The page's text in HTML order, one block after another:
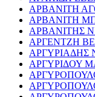
ΑΡΒΑΝΙΤΗ
ΑΡΒΑΝΙΤΗ
ΑΡΒΑΝΙΤΗΣ
ΑΡΓΕΝΤΖΗ
ΑΡΓΥΡΙΑΔΗΣ
ΑΡΓΥΡΙΔΟΥ